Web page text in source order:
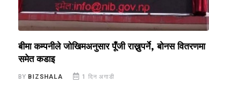
बीमा कम्पनीले जोखिमअनुसार पूँजी राख्नुपर्ने, बोनस वितरणमा
समेत कडाइ
BY BIZSHALA 1 दिन अगाडी